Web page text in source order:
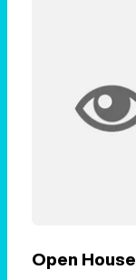
Open House